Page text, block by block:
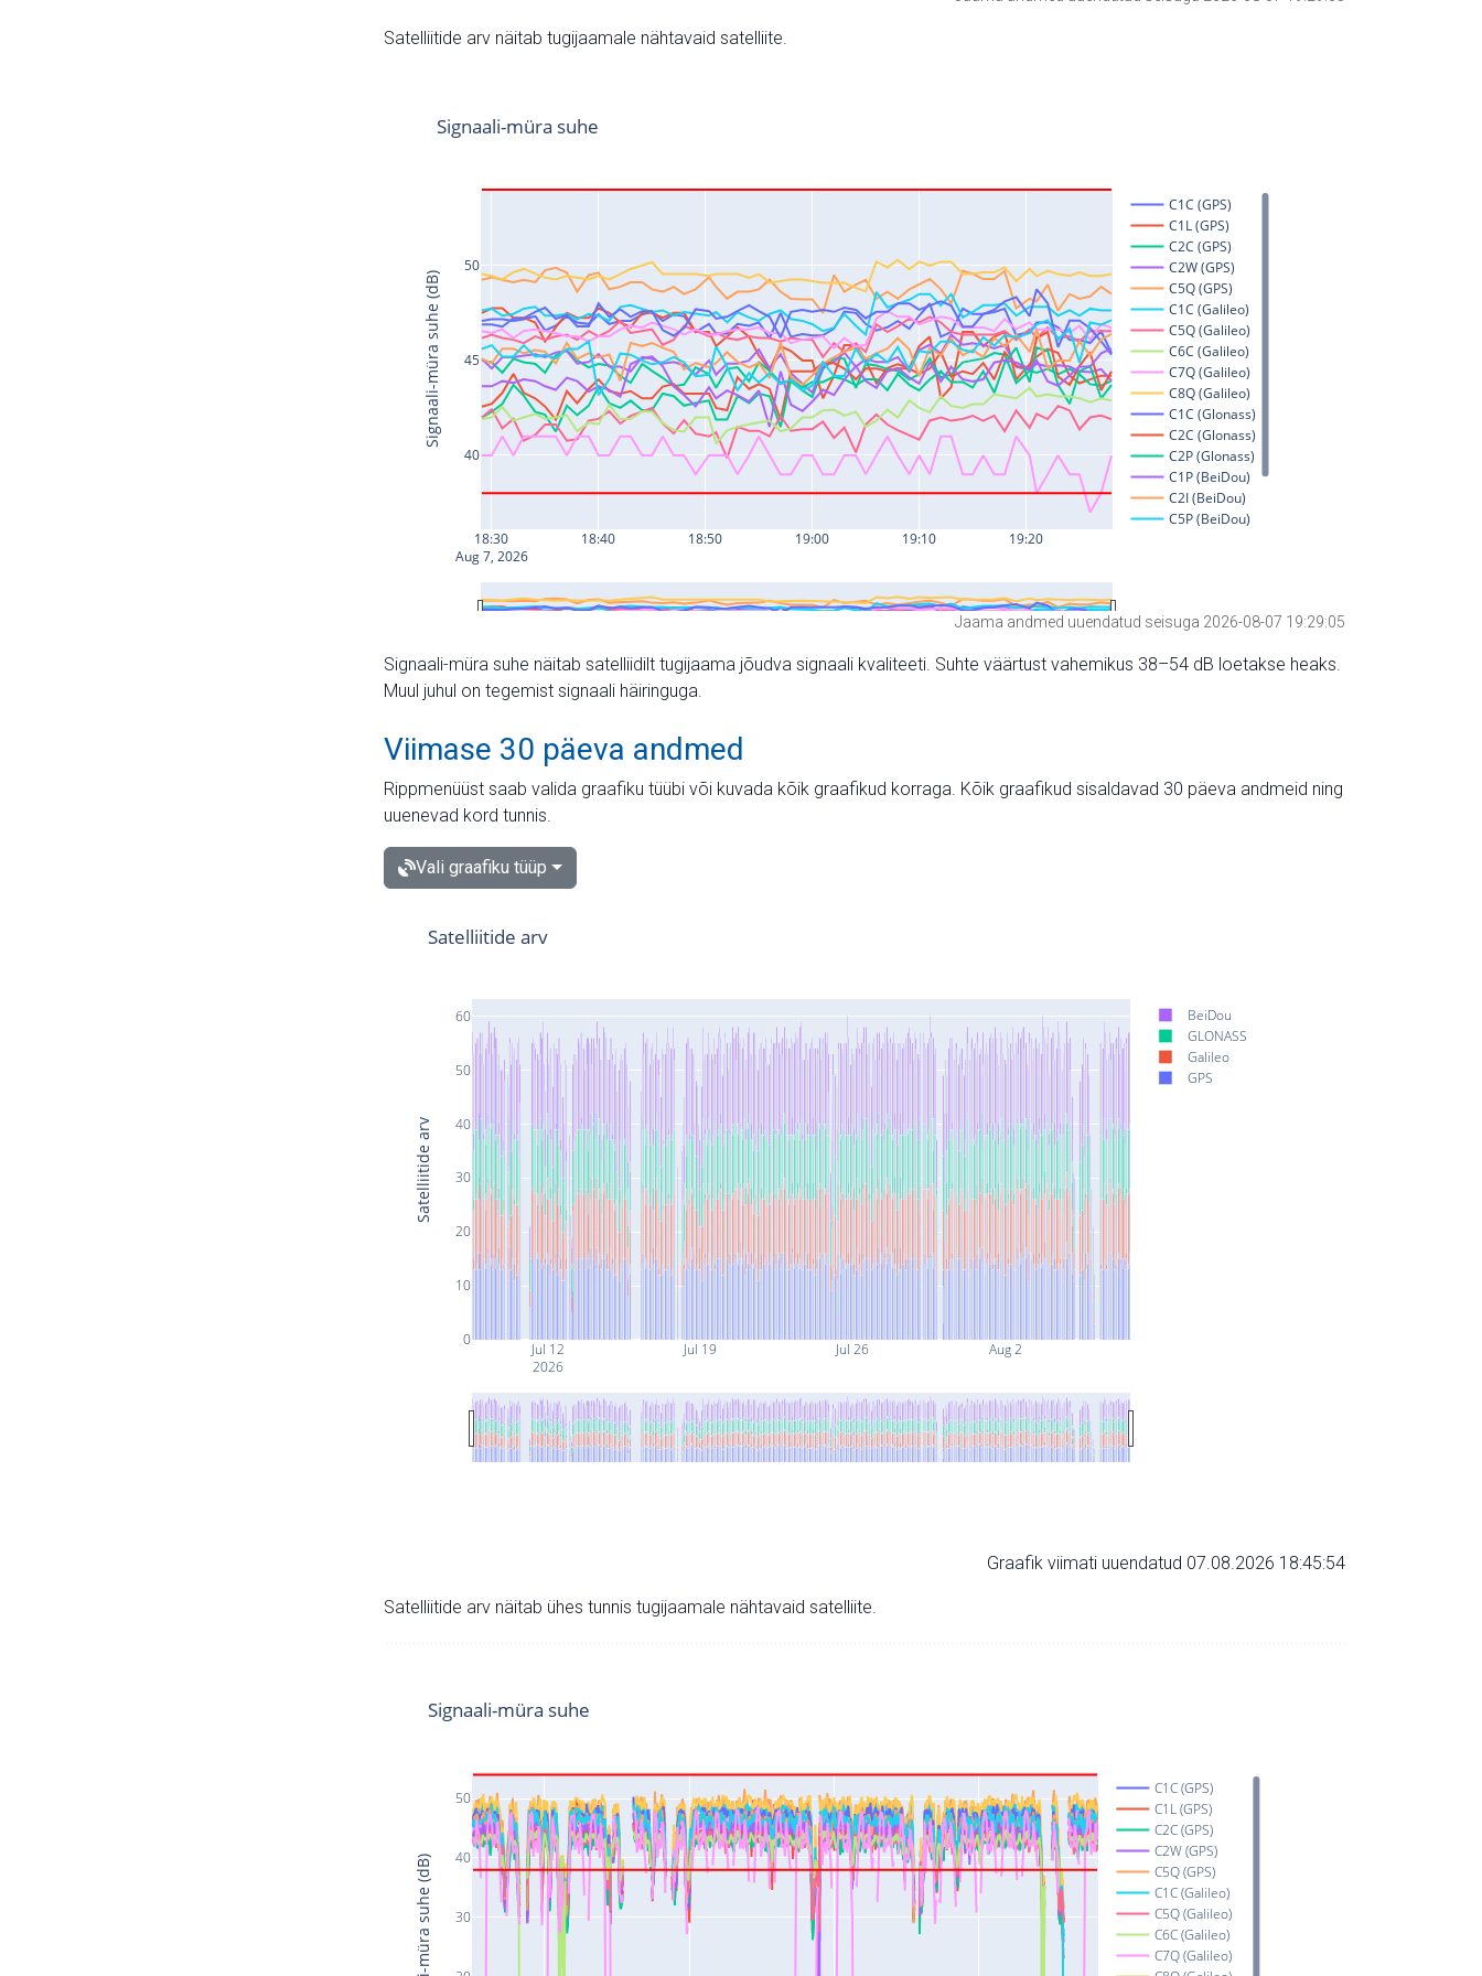
Satelliitide arv näitab tugijaamale nähtavaid satelliite.
Jaama andmed uuendatud seisuga 2026-08-07 19:29:05
Signaali-müra suhe näitab satelliidilt tugijaama jõudva signaali kvaliteeti. Suhte väärtust vahemikus 38–54 dB loetakse heaks.
Muul juhul on tegemist signaali häiringuga.
Viimase 30 päeva andmed
Rippmenüüst saab valida graafiku tüübi või kuvada kõik graafikud korraga. Kõik graafikud sisaldavad 30 päeva andmeid ning
uuenevad kord tunnis.
Vali graafiku tüüp
Jul 12
2026
Jul 19 Jul 26 Aug 2
0
10
20
30
40
50
60
BeiDou
GLONASS
Galileo
GPS
Satelliitide arv
Satelliitide arv
Graafik viimati uuendatud 07.08.2026 18:45:54
Satelliitide arv näitab ühes tunnis tugijaamale nähtavaid satelliite.
30
40
50
C1C (GPS)
C1L (GPS)
C2C (GPS)
C2W (GPS)
C5Q (GPS)
C1C (Galileo)
C5Q (Galileo)
C6C (Galileo)
C7Q (Galileo)
Signaali-müra suhe